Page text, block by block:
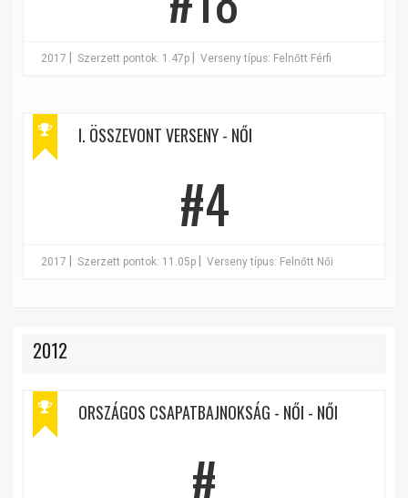
2017 Szerzett pontok: 1.47p Verseny típus: Felnőtt Férfi
I. ÖSSZEVONT VERSENY - NŐI
#4
2017 Szerzett pontok: 11.05p Verseny típus: Felnőtt Női
2012
ORSZÁGOS CSAPATBAJNOKSÁG - NŐI - NŐI
#